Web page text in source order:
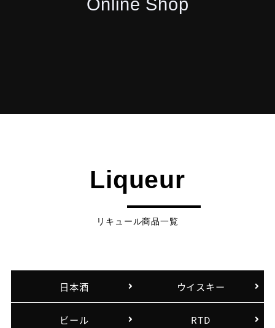
Online Shop
Liqueur
リキュール商品一覧
日本酒 ウイスキー
ビール RTD